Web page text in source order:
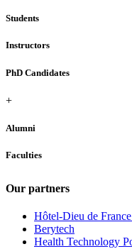
Students
Instructors
PhD Candidates
+
Alumni
Faculties
Our partners
Hôtel-Dieu de
Berytech
Health Technology